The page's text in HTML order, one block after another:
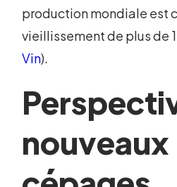
production mondiale est
vieillissement de plus de
Vin).
nouveaux